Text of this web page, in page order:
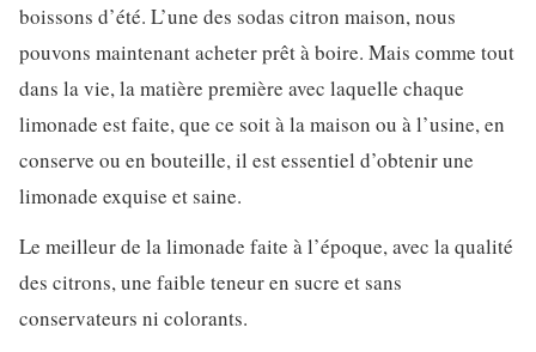
boissons d’été. L’une des sodas citron maison, nous
pouvons maintenant acheter prêt à boire. Mais comme tout
dans la vie, la matière première avec laquelle chaque
limonade est faite, que ce soit à la maison ou à l’usine, en
conserve ou en bouteille, il est essentiel d’obtenir une
limonade exquise et saine.
Le meilleur de la limonade faite à l’époque, avec la qualité
des citrons, une faible teneur en sucre et sans
conservateurs ni colorants.